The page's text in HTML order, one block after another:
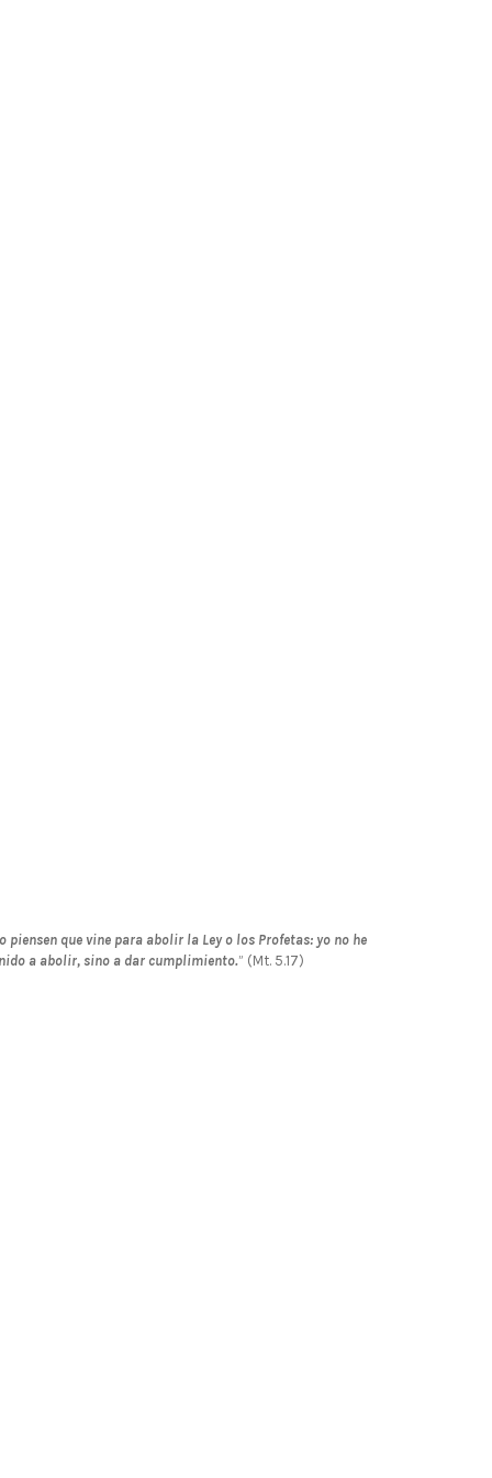
piensen que vine para abolir la Ley o los Profetas: yo no he
a abolir, sino a dar cumplimiento.” (Mt. 5.17)